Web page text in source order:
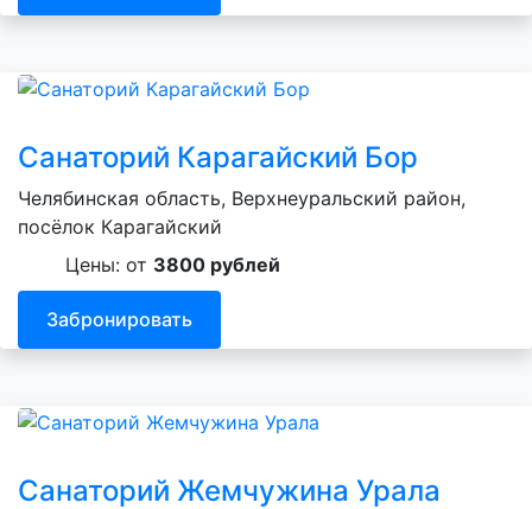
Санаторий Карагайский Бор
Челябинская область, Верхнеуральский район,
посёлок Карагайский
Цены: от 3800 рублей
Забронировать
Санаторий Жемчужина Урала